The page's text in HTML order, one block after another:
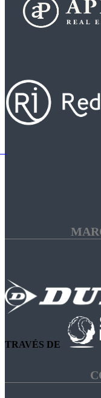
TRAVÉS DE